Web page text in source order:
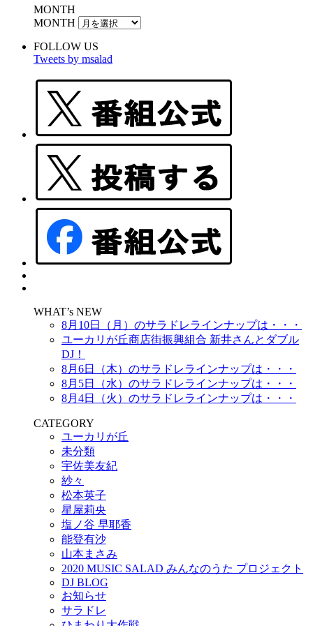
MONTH
MONTH
FOLLOW US
Tweets by msalad
WHAT’s NEW
8月10日（月）のサラドレラインナップは・・・
ユーカリが丘商店街振興組合 新井さんとダブル
DJ！
8月6日（木）のサラドレラインナップは・・・
8月5日（水）のサラドレラインナップは・・・
8月4日（火）のサラドレラインナップは・・・
CATEGORY
ユーカリが丘
未分類
宇佐美友紀
紗々
松本英子
星屋莉央
塩ノ谷 早耶香
能登有沙
山本まさみ
2020 MUSIC SALAD みんなのうた プロジェクト
DJ BLOG
お知らせ
サラドレ